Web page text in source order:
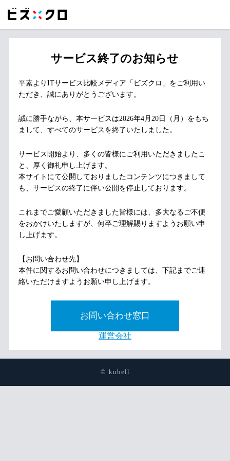
サービス終了のお知らせ
平素よりITサービス比較メディア「ビズクロ」をご利用い
ただき、誠にありがとうございます。
誠に勝手ながら、本サービスは2026年4月20日（月）をもち
まして、すべてのサービスを終了いたしました。
サービス開始より、多くの皆様にご利用いただきましたこ
と、厚く御礼申し上げます。
本サイトにて公開しておりましたコンテンツにつきまして
も、サービスの終了に伴い公開を停止しております。
これまでご愛顧いただきました皆様には、多大なるご不便
をおかけいたしますが、何卒ご理解賜りますようお願い申
し上げます。
【お問い合わせ先】
本件に関するお問い合わせにつきましては、下記までご連
絡いただけますようお願い申し上げます。
お問い合わせ窓口
運営会社
© kubell